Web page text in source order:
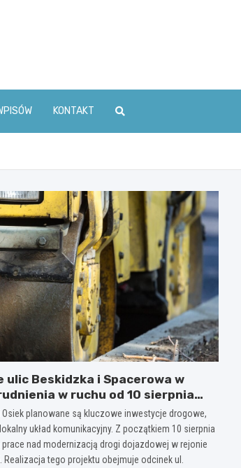
KONTAKT
ulic Beskidzka i Spacerowa w
w ruchu od 10 sierpnia
planowane są kluczowe inwestycje drogowe,
układ komunikacyjny. Z początkiem 10 sierpnia
prace nad modernizacją drogi dojazdowej w rejonie
Realizacja tego projektu obejmuje odcinek ul.